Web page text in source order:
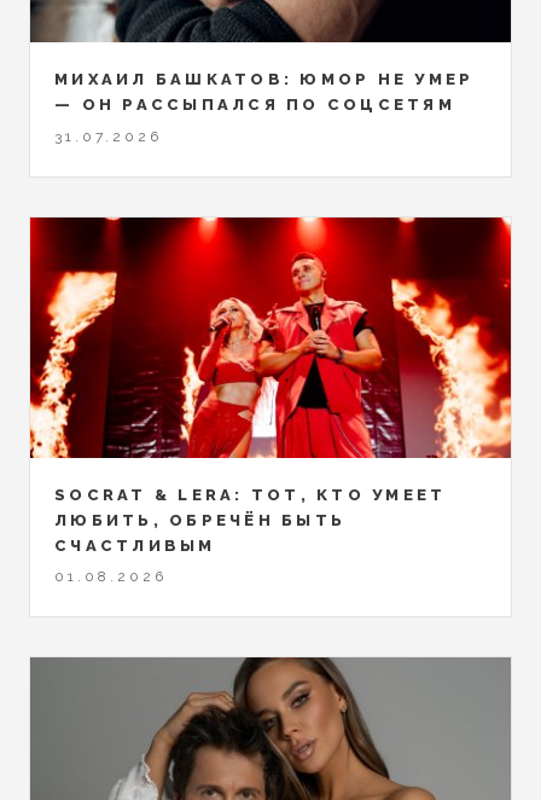
МИХАИЛ БАШКАТОВ: ЮМОР НЕ УМЕР
— ОН РАССЫПАЛСЯ ПО СОЦСЕТЯМ
31.07.2026
SOCRAT & LERA: ТОТ, КТО УМЕЕТ
ЛЮБИТЬ, ОБРЕЧЁН БЫТЬ
СЧАСТЛИВЫМ
01.08.2026